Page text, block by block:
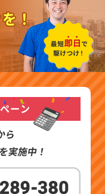
！
ーン
ら
実施中！